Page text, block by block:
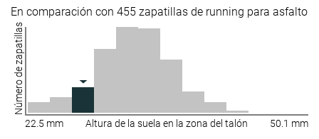
En comparación con 455 zapatillas de running para asfalto
Número de zapatillas
22.5 mm Altura de la suela en la zona del talón 50.1 mm